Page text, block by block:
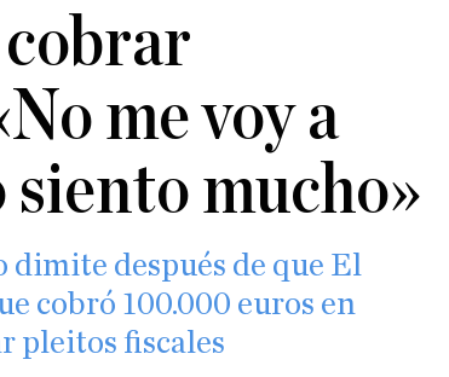
me voy a
mucho»
dimite después de que El
cobró 100.000 euros en
pleitos fiscales